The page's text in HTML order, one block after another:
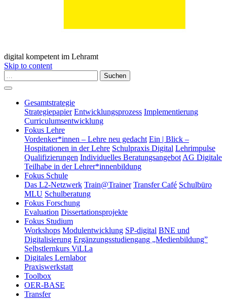
digital kompetent im Lehramt
Skip to content
Suchen
Gesamtstrategie
Strategiepapier Entwicklungsprozess Implementierung
Curriculumsentwicklung
Fokus Lehre
Vordenker*innen – Lehre neu gedacht Ein | Blick –
Hospitationen in der Lehre Schulpraxis Digital Lehrimpulse
Qualifizierungen Individuelles Beratungsangebot AG Digitale
Teilhabe in der Lehrer*innenbildung
Fokus Schule
Das L2-Netzwerk Train@Trainer Transfer Café Schulbüro
MLU Schulberatung
Fokus Forschung
Evaluation Dissertationsprojekte
Fokus Studium
Workshops Modulentwicklung SP-digital BNE und
Digitalisierung Ergänzungsstudiengang „Medienbildung”
Selbstlernkurs ViLLa
Digitales Lernlabor
Praxiswerkstatt
Toolbox
OER-BASE
Transfer